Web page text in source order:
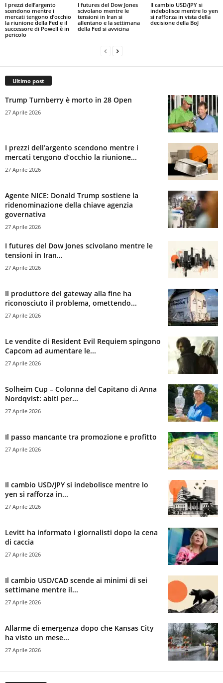
I prezzi dell’argento
scendono mentre i
mercati tengono d’occhio
la riunione della Fed e il
successore di Powell è in
pericolo
I futures del Dow Jones
scivolano mentre le
tensioni in Iran si
allentano e la settimana
della Fed si avvicina
Il cambio USD/JPY si
indebolisce mentre lo yen
si rafforza in vista della
decisione della BoJ
Ultimo post
Trump Turnberry è morto in 28 Open
27 Aprile 2026
I prezzi dell’argento scendono mentre i
mercati tengono d’occhio la riunione...
27 Aprile 2026
Agente NICE: Donald Trump sostiene la
ridenominazione della chiave agenzia
governativa
27 Aprile 2026
I futures del Dow Jones scivolano mentre le
tensioni in Iran...
27 Aprile 2026
Il produttore del gateway alla fine ha
riconosciuto il problema, omettendo...
27 Aprile 2026
Le vendite di Resident Evil Requiem spingono
Capcom ad aumentare le...
27 Aprile 2026
Solheim Cup – Colonna del Capitano di Anna
Nordqvist: abiti per...
27 Aprile 2026
Il passo mancante tra promozione e profitto
27 Aprile 2026
Il cambio USD/JPY si indebolisce mentre lo
yen si rafforza in...
27 Aprile 2026
Levitt ha informato i giornalisti dopo la cena
di caccia
27 Aprile 2026
Il cambio USD/CAD scende ai minimi di sei
settimane mentre il...
27 Aprile 2026
Allarme di emergenza dopo che Kansas City
ha visto un mese...
27 Aprile 2026